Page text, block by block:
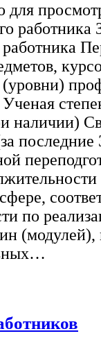
для
работника
наличии)
последние
по
(модулей),